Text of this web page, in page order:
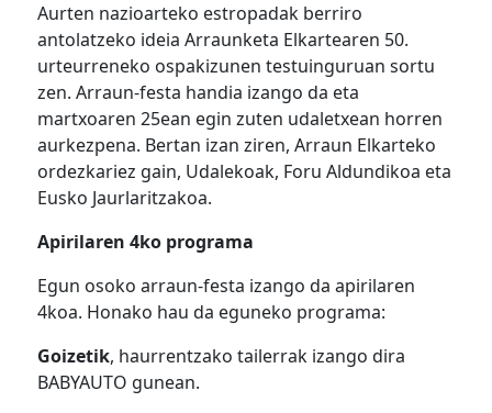
Aurten nazioarteko estropadak berriro
antolatzeko ideia Arraunketa Elkartearen 50.
urteurreneko ospakizunen testuinguruan sortu
zen. Arraun-festa handia izango da eta
martxoaren 25ean egin zuten udaletxean horren
aurkezpena. Bertan izan ziren, Arraun Elkarteko
ordezkariez gain, Udalekoak, Foru Aldundikoa eta
Eusko Jaurlaritzakoa.
Apirilaren 4ko programa
Egun osoko arraun-festa izango da apirilaren
4koa. Honako hau da eguneko programa:
Goizetik, haurrentzako tailerrak izango dira
BABYAUTO gunean.